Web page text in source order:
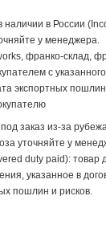
наличии в России
у менеджера.
франко-склад,
с
экспортных
заказ из-за
уточняйте у
duty paid): товар
указанное в
пошлин и рисков.